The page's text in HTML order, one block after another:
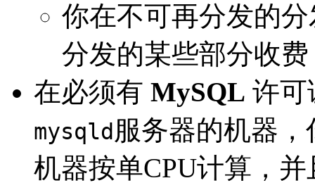
你在不可再分发的
分发的某些部分收费
在必须有 MySQL 许可
mysqld 服务器的机器
机器按单CPU计算，